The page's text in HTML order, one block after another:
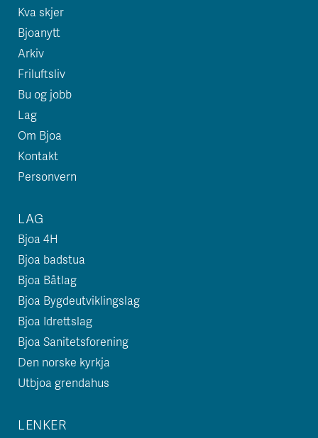
Kva skjer
Bjoanytt
Arkiv
Friluftsliv
Bu og jobb
Lag
Om Bjoa
Kontakt
Personvern
LAG
Bjoa 4H
Bjoa badstua
Bjoa Båtlag
Bjoa Bygdeutviklingslag
Bjoa Idrettslag
Bjoa Sanitetsforening
Den norske kyrkja
Utbjoa grendahus
LENKER